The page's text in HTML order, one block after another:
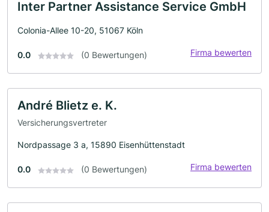
Inter Partner Assistance Service GmbH
Colonia-Allee 10-20, 51067 Köln
0.0 (0 Bewertungen) Firma bewerten
André Blietz e. K.
Versicherungsvertreter
Nordpassage 3 a, 15890 Eisenhüttenstadt
0.0 (0 Bewertungen) Firma bewerten